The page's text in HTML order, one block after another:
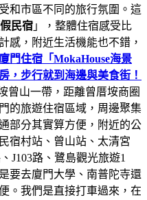
和市區不同的旅行氛圍。這
民宿 」，整體住宿感受比
感，附近生活機能也不錯，
廈門住宿「MokaHouse海景
，步行就到海邊與美食街！
曾山一帶，距離曾厝垵商圈
的旅遊住宿區域，周邊聚集
部分其實算方便，附近的公
宿村站、曾山站、太清宮
J103路、鷺島觀光旅遊1
要去廈門大學、南普陀寺還
。我們是直接打車過來，在